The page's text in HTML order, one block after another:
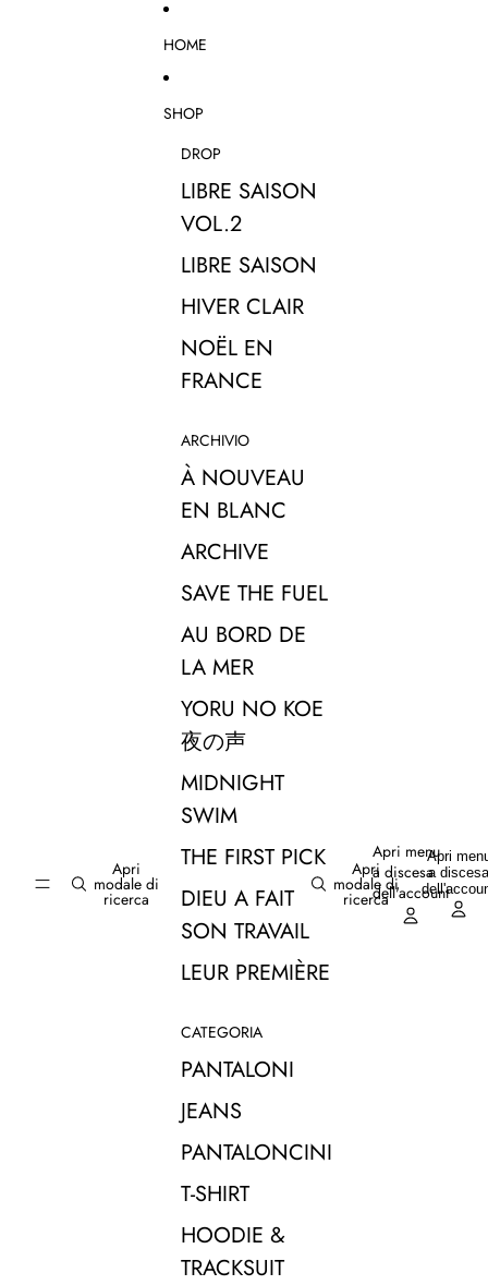
Apri
modale di
ricerca
HOME
SHOP
DROP
LIBRE SAISON
VOL.2
LIBRE SAISON
HIVER CLAIR
NOËL EN
FRANCE
ARCHIVIO
À NOUVEAU
EN BLANC
ARCHIVE
SAVE THE FUEL
AU BORD DE
LA MER
YORU NO KOE
夜の声
MIDNIGHT
SWIM
THE FIRST PICK
DIEU A FAIT
SON TRAVAIL
LEUR PREMIÈRE
CATEGORIA
PANTALONI
JEANS
PANTALONCINI
T-SHIRT
HOODIE &
TRACKSUIT
Apri
modale di
ricerca
Apri menu
a discesa
dell'account
Apri
a